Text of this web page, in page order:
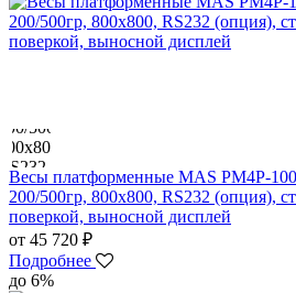
Весы платформенные MAS PM4P-
200/500гр, 800х800, RS232 (опция),
поверкой, выносной дисплей
от 45 720 ₽
Подробнее
до 6%